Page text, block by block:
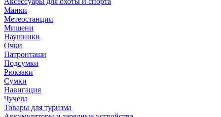
Манки
Метеостанции
Мишени
Наушники
Очки
Патронташи
Подсумки
Рюкзаки
Сумки
Навигация
Чучела
Товары для туризма